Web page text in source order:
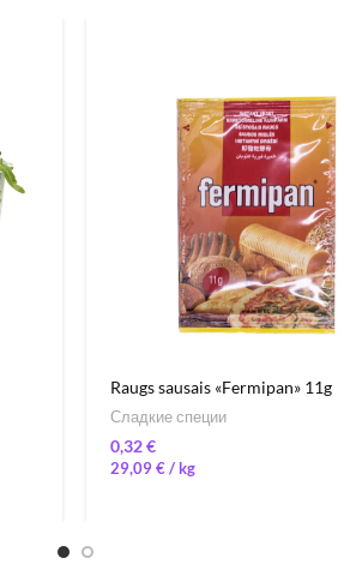
Raugs sausais «Fermipan» 11g
Сладкие специи
€
29,09€ /